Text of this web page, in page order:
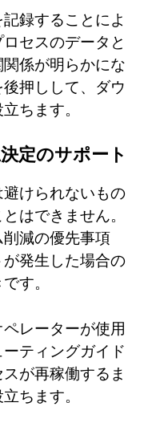
録することによ
セスのデータと
係が明らかにな
押しして、ダウ
ちます。
定のサポート
けられないもの
はできません。
減の優先事項
発生した場合の
す。
レーターが使用
ティングガイド
が再稼働するま
ちます。